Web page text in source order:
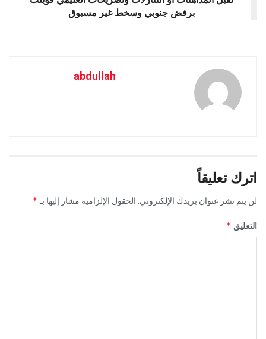
برفض جنوبي وسخط غير مسبوق
abdullah
اترك تعليقاً
لن يتم نشر عنوان بريدك الإلكتروني. الحقول الإلزامية مشار إليها بـ*
التعليق*